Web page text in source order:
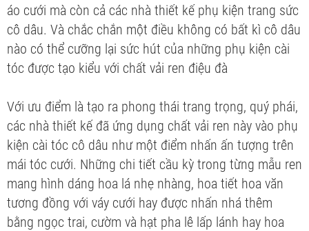
áo cưới mà còn cả các nhà thiết kế phụ kiện trang sức
cô dâu. Và chắc chắn một điều không có bất kì cô dâu
nào có thể cưỡng lại sức hút của những phụ kiện cài
tóc được tạo kiểu với chất vải ren điệu đà
Với ưu điểm là tạo ra phong thái trang trọng, quý phái,
các nhà thiết kế đã ứng dụng chất vải ren này vào phụ
kiện cài tóc cô dâu như một điểm nhấn ấn tượng trên
mái tóc cưới. Những chi tiết cầu kỳ trong từng mẫu ren
mang hình dáng hoa lá nhẹ nhàng, hoa tiết hoa văn
tương đồng với váy cưới hay được nhấn nhá thêm
bằng ngọc trai, cườm và hạt pha lê lấp lánh hay hoa